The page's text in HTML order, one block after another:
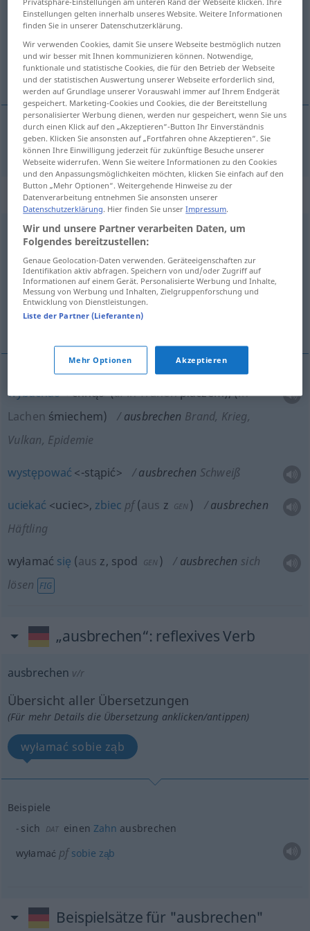
Übersicht aller Übersetzungen
(Für mehr Details die Übersetzung anklicken/antippen)
wyłamać
wyłam(yw)ać ausbrechen
„ausbrechen“: intransitives Verb
ausbrechenv/i <sn>
Übersicht aller Übersetzungen
(Für mehr Details die Übersetzung anklicken/antippen)
wybuchać, występować, uciekać, zbiec,
wyłamać się
wybuchać<-chnąć>(a.in Tränenpłaczem),(in
Lachen śmiechem) ausbrechen Brand, Krieg,
Vulkan, Epidemie
występować <-stąpić> ausbrechen Schweiß
uciekać <uciec>, zbiec pf (aus z GEN )
ausbrechen
Häftling
wyłamać się (aus z, spod GEN ) ausbrechen sich
lösen FIG
„ausbrechen“: reflexives Verb
ausbrechen v/r
Übersicht aller Übersetzungen
(Für mehr Details die Übersetzung anklicken/antippen)
wyłamać sobie ząb
Beispiele
sich
DAT einenZahn ausbrechen
wyłamać pfsobie ząb
Beispielsätze für "ausbrechen"
Einstellungen gelten innerhalb unseres Website. Weitere Informationen
finden Sie in unserer Datenschutzerklärung.
Wir verwenden Cookies, damit Sie unsere Webseite bestmöglich nutzen
und wir besser mit Ihnen kommunizieren können. Notwendige,
funktionale und statistische Cookies, die für den Betrieb der Webseite
und der statistischen Auswertung unserer Webseite erforderlich sind,
werden auf Grundlage unserer Vorauswahl immer auf Ihrem Endgerät
gespeichert. Marketing-Cookies und Cookies, die der Bereitstellung
personalisierter Werbung dienen, werden nur gespeichert, wenn Sie uns
durch einen Klick auf den „Akzeptieren“-Button Ihr Einverständnis
geben. Klicken Sie ansonsten auf „Fortfahren ohne Akzeptieren“. Sie
können Ihre Einwilligung jederzeit für zukünftige Besuche unserer
Webseite widerrufen. Wenn Sie weitere Informationen zu den Cookies
und den Anpassungsmöglichkeiten möchten, klicken Sie einfach auf den
Button „Mehr Optionen“. Weitergehende Hinweise zu der
Datenverarbeitung entnehmen Sie ansonsten unserer
Datenschutzerklärung. Hier finden Sie unserImpressum.
Wir und unsere Partner verarbeiten Daten, um
Folgendes bereitzustellen:
Genaue Geolocation-Daten verwenden. Geräteeigenschaften zur
Identifikation aktiv abfragen. Speichern von und/oder Zugriff auf
Informationen auf einem Gerät. Personalisierte Werbung und Inhalte,
Messung von Werbung und Inhalten, Zielgruppenforschung und
Entwicklung von Dienstleistungen.
Liste der Partner (Lieferanten)
Mehr Optionen Akzeptieren